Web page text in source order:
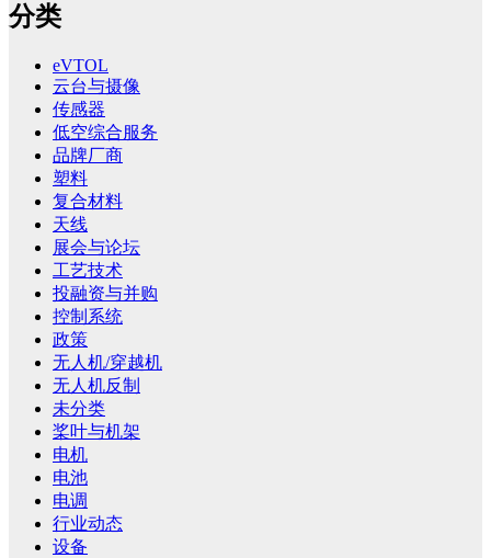
分类
eVTOL
云台与摄像
传感器
低空综合服务
品牌厂商
塑料
复合材料
天线
展会与论坛
工艺技术
投融资与并购
控制系统
政策
无人机/穿越机
无人机反制
未分类
桨叶与机架
电机
电池
电调
行业动态
设备